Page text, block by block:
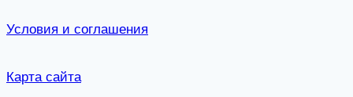
Условия и соглашения
Карта сайта